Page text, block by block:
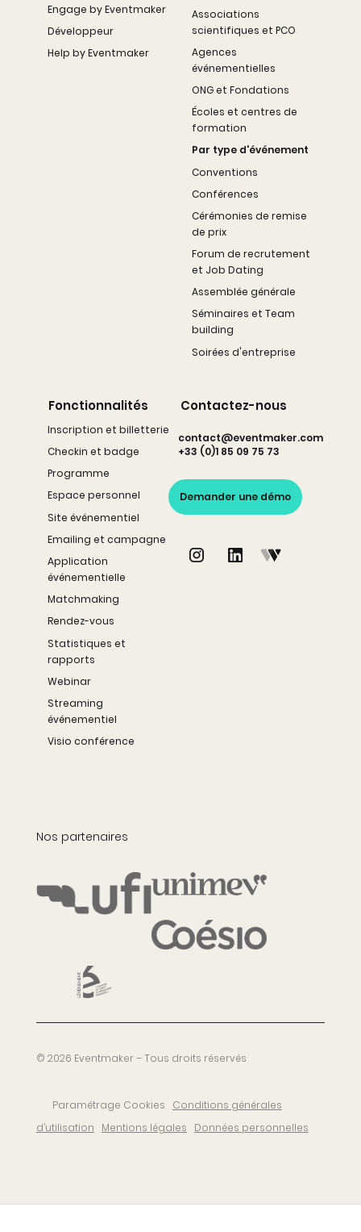
Engage by Eventmaker
Développeur
Help by Eventmaker
Associations
scientifiques et PCO
Agences
événementielles
ONG et Fondations
Écoles et centres de
formation
Par type d'événement
Conventions
Conférences
Cérémonies de remise
de prix
Forum de recrutement
et Job Dating
Assemblée générale
Séminaires et Team
building
Soirées d'entreprise
Fonctionnalités
Inscription et billetterie
Checkin et badge
Programme
Espace personnel
Site événementiel
Emailing et campagne
Application
événementielle
Matchmaking
Rendez-vous
Statistiques et
rapports
Webinar
Streaming
événementiel
Visio conférence
Contactez-nous
contact@eventmaker.com
+33 (0)1 85 09 75 73
Demander une démo
Nos partenaires
© 2026 Eventmaker – Tous droits réservés
Paramétrage Cookies
Conditions générales
d’utilisation
Mentions légales Données personnelles